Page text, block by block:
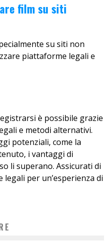
film su siti
su siti non
piattaforme legali e
è possibile grazie
e metodi alternativi.
potenziali, come la
i vantaggi di
li superano. Assicurati di
per un’esperienza di